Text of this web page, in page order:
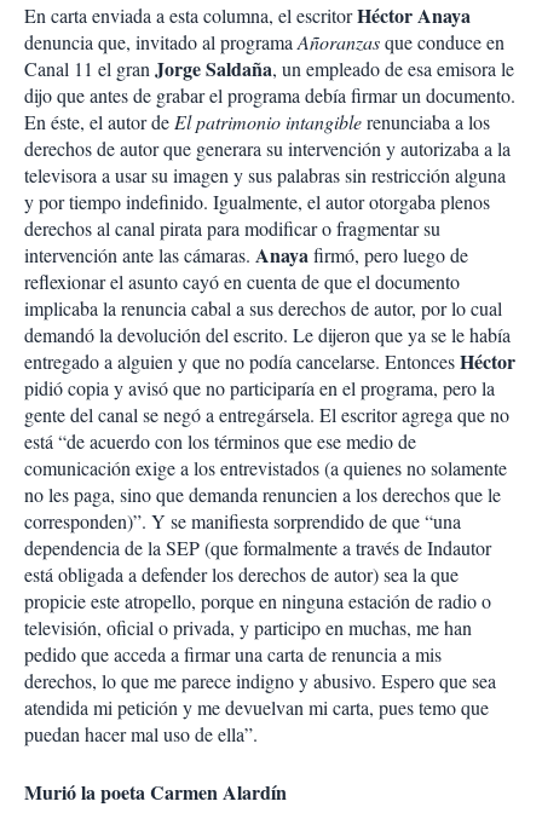
r
t
i
r
En carta enviada a esta columna, el escritorHéctor Anaya
denuncia que, invitado al programa Añoranzasque conduce en
Canal 11 el gran Jorge Saldaña, un empleado de esa emisora le
dijo que antes de grabar el programa debía firmar un documento.
En éste, el autor de El patrimonio intangiblerenunciaba a los
derechos de autor que generara su intervención y autorizaba a la
televisora a usar su imagen y sus palabras sin restricción alguna
y por tiempo indefinido. Igualmente, el autor otorgaba plenos
derechos al canal pirata para modificar o fragmentar su
intervención ante las cámaras. Anayafirmó, pero luego de
reflexionar el asunto cayó en cuenta de que el documento
implicaba la renuncia cabal a sus derechos de autor, por lo cual
demandó la devolución del escrito. Le dijeron que ya se le había
entregado a alguien y que no podía cancelarse. EntoncesHéctor
pidió copia y avisó que no participaría en el programa, pero la
gente del canal se negó a entregársela. El escritor agrega que no
está “de acuerdo con los términos que ese medio de
comunicación exige a los entrevistados (a quienes no solamente
no les paga, sino que demanda renuncien a los derechos que le
corresponden)”. Y se manifiesta sorprendido de que “una
dependencia de la SEP (que formalmente a través de Indautor
está obligada a defender los derechos de autor) sea la que
propicie este atropello, porque en ninguna estación de radio o
televisión, oficial o privada, y participo en muchas, me han
pedido que acceda a firmar una carta de renuncia a mis
derechos, lo que me parece indigno y abusivo. Espero que sea
atendida mi petición y me devuelvan mi carta, pues temo que
puedan hacer mal uso de ella”.
Murió la poeta Carmen Alardín